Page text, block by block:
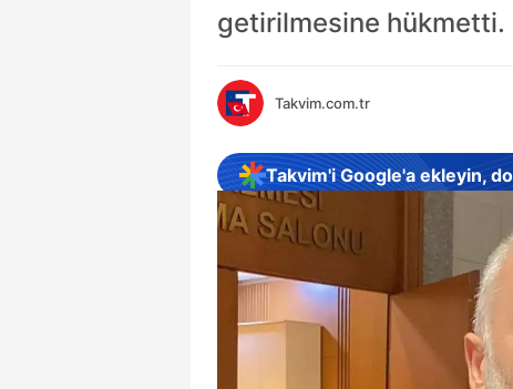
getirilmesine hükmetti.
Takvim.com.tr
Takvim'i Google'a ekleyin,